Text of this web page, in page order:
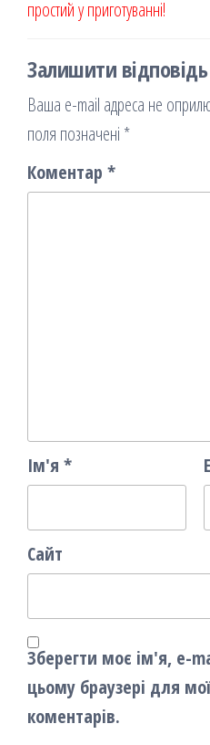
простий у приготуванні!
Залишити відповідь
Ваша e-mail адреса не
поля позначені *
Коментар *
Ім'я *
Сайт
Зберегти моє ім'я, e-
цьому браузері для
коментарів.